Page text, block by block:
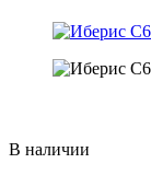
В наличии